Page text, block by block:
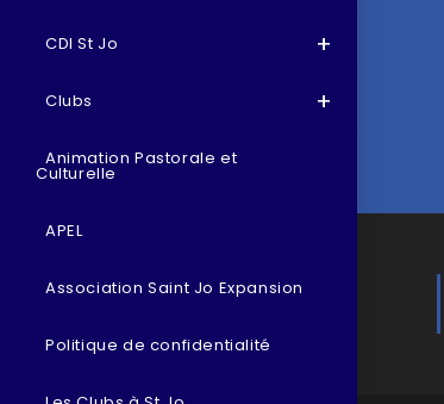
CDI St Jo
Clubs
Animation Pastorale et
Culturelle
APEL
Association Saint Jo Expansion
Politique de confidentialité